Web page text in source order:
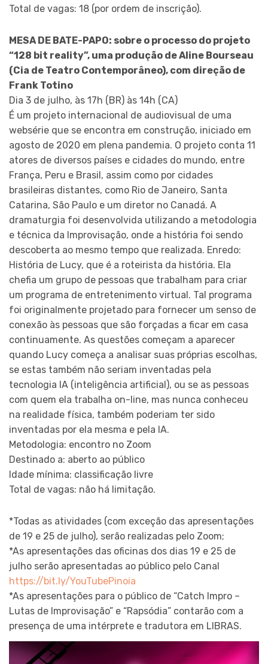
Total de vagas: 18 (por ordem de inscrição).
MESA DE BATE-PAPO: sobre o processo do projeto
“128 bit reality”, uma produção de Aline Bourseau
(Cia de Teatro Contemporâneo), com direção de
Frank Totino
Dia 3 de julho, às 17h (BR) às 14h (CA)
É um projeto internacional de audiovisual de uma
websérie que se encontra em construção, iniciado em
agosto de 2020 em plena pandemia. O projeto conta 11
atores de diversos países e cidades do mundo, entre
França, Peru e Brasil, assim como por cidades
brasileiras distantes, como Rio de Janeiro, Santa
Catarina, São Paulo e um diretor no Canadá. A
dramaturgia foi desenvolvida utilizando a metodologia
e técnica da Improvisação, onde a história foi sendo
descoberta ao mesmo tempo que realizada. Enredo:
História de Lucy, que é a roteirista da história. Ela
chefia um grupo de pessoas que trabalham para criar
um programa de entretenimento virtual. Tal programa
foi originalmente projetado para fornecer um senso de
conexão às pessoas que são forçadas a ficar em casa
continuamente. As questões começam a aparecer
quando Lucy começa a analisar suas próprias escolhas,
se estas também não seriam inventadas pela
tecnologia IA (inteligência artificial), ou se as pessoas
com quem ela trabalha on-line, mas nunca conheceu
na realidade física, também poderiam ter sido
inventadas por ela mesma e pela IA.
Metodologia: encontro no Zoom
Destinado a: aberto ao público
Idade mínima: classificação livre
Total de vagas: não há limitação.
*Todas as atividades (com exceção das apresentações
de 19 e 25 de julho), serão realizadas pelo Zoom;
*As apresentações das oficinas dos dias 19 e 25 de
julho serão apresentadas ao público pelo Canal
https://bit.ly/YouTubePinoia
*As apresentações para o público de “Catch Impro –
Lutas de Improvisação” e “Rapsódia” contarão com a
presença de uma intérprete e tradutora em LIBRAS.